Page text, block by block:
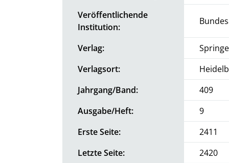
Veröffentlichende
Institution:
Verlag:
Verlagsort:
Jahrgang/Band:
409
Ausgabe/Heft:
9
Erste Seite:
2411
Letzte Seite:
2420